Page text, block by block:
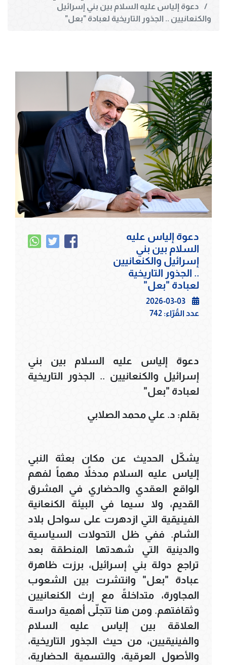
دعوة إلياس عليه السلام بين بني إسرائيل
والكنعانيين .. الجذور التاريخية لعبادة "بعل"
دعوة إلياس عليه
السلام بين بني
إسرائيل والكنعانيين
.. الجذور التاريخية
لعبادة "بعل"
2026-03-03
عدد القُرّاء: 742
دعوة إلياس عليه السلام بين بني
إسرائيل والكنعانيين .. الجذور التاريخية
لعبادة "بعل"
بقلم: د. علي محمد الصلابي
يشكّل الحديث عن مكان بعثة النبي
إلياس عليه السلام مدخلاً مهماً لفهم
الواقع العقدي والحضاري في المشرق
القديم، ولا سيما في البيئة الكنعانية
الفينيقية التي ازدهرت على سواحل بلاد
الشام. ففي ظل التحولات السياسية
والدينية التي شهدتها المنطقة بعد
تراجع دولة بني إسرائيل، برزت ظاهرة
عبادة "بعل" وانتشرت بين الشعوب
المجاورة، متداخلةً مع إرث الكنعانيين
وثقافتهم. ومن هنا تتجلّى أهمية دراسة
العلاقة بين إلياس عليه السلام
والفينيقيين، من حيث الجذور التاريخية،
والأصول العرقية، والتسمية الحضارية،